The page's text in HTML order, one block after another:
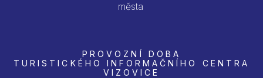
města
PROVOZNÍ DOBA
TURISTICKÉHO INFORMAČNÍHO CENTRA
VIZOVICE